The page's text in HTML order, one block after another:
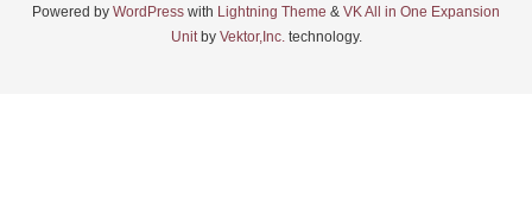
Powered by WordPress with Lightning Theme & VK All in One Expansion
Unitby Vektor,Inc.technology.